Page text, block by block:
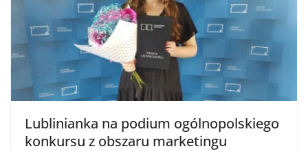
Lublinianka na podium ogólnopolskiego
konkursu z obszaru marketingu